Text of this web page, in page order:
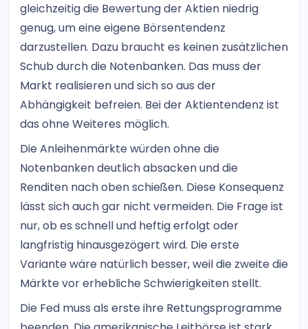
gleichzeitig die Bewertung der Aktien niedrig
genug, um eine eigene Börsentendenz
darzustellen. Dazu braucht es keinen zusätzlichen
Schub durch die Notenbanken. Das muss der
Markt realisieren und sich so aus der
Abhängigkeit befreien. Bei der Aktientendenz ist
das ohne Weiteres möglich.
Die Anleihenmärkte würden ohne die
Notenbanken deutlich absacken und die
Renditen nach oben schießen. Diese Konsequenz
lässt sich auch gar nicht vermeiden. Die Frage ist
nur, ob es schnell und heftig erfolgt oder
langfristig hinausgezögert wird. Die erste
Variante wäre natürlich besser, weil die zweite die
Märkte vor erhebliche Schwierigkeiten stellt.
Die Fed muss als erste ihre Rettungsprogramme